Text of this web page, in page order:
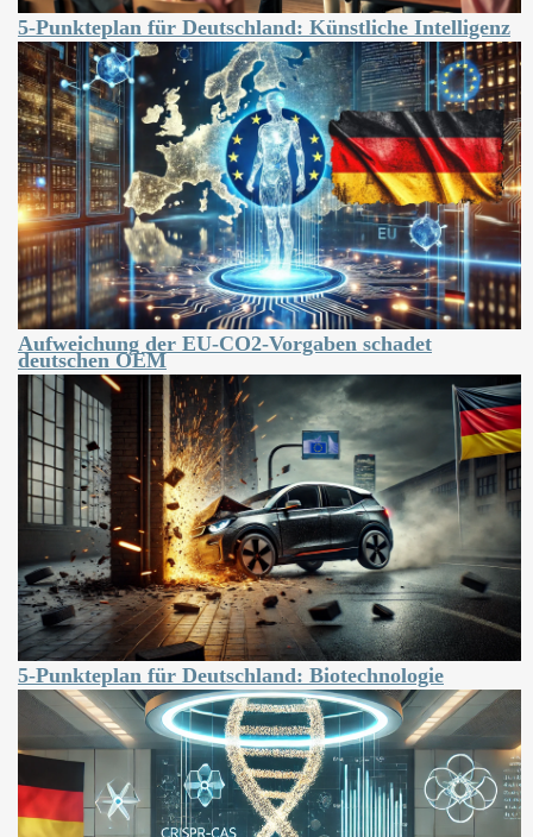
5-Punkteplan für Deutschland: Künstliche Intelligenz
Aufweichung der EU-CO2-Vorgaben schadet
deutschen OEM
5-Punkteplan für Deutschland: Biotechnologie